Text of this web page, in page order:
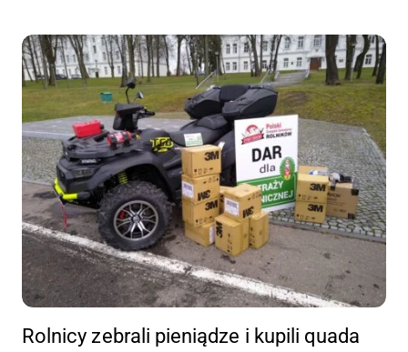
Rolnicy zebrali pieniądze i kupili quada